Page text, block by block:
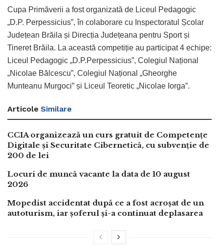
Cupa Primăverii a fost organizată de Liceul Pedagogic
„D.P. Perpessicius”, în colaborare cu Inspectoratul Școlar
Județean Brăila și Direcția Județeana pentru Sport și
Tineret Brăila. La această competiție au participat 4 echipe:
Liceul Pedagogic „D.P.Perpessicius”, Colegiul Național
„Nicolae Bălcescu”, Colegiul Național „Gheorghe
Munteanu Murgoci” și Liceul Teoretic „Nicolae Iorga”.
Articole Similare
CCIA organizează un curs gratuit de Competențe
Digitale și Securitate Cibernetică, cu subvenție de
200 de lei
Locuri de muncă vacante la data de 10 august
2026
Mopedist accidentat după ce a fost acroșat de un
autoturism, iar șoferul și-a continuat deplasarea